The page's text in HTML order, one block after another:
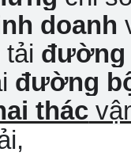
doanh
tải đường
đường
thác